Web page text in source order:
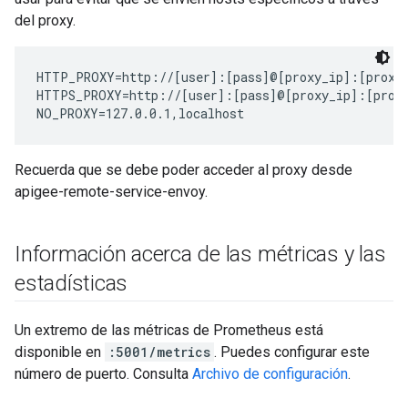
del proxy.
HTTP_PROXY=http://
HTTPS_PROXY=http://
NO_PROXY=127.0.0.1,localhost
Recuerda que se debe poder acceder al proxy desde
apigee-remote-service-envoy.
Información acerca de las métricas y las
estadísticas
Un extremo de las métricas de Prometheus está
disponible en :5001/metrics . Puedes configurar este
número de puerto. Consulta Archivo de configuración.